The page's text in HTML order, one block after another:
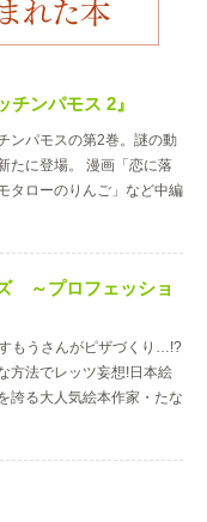
ンパモス 2』
ンパモスの第2巻。謎の動
たに登場。 漫画「恋に落
タローのりんご」など中編
～プロフェッショ
もうさんがピザづくり…!?
方法でレッツ妄想!日本絵
誇る大人気絵本作家・たな